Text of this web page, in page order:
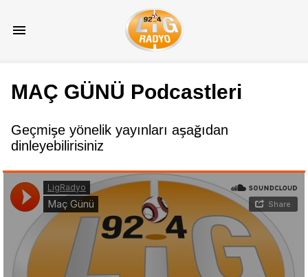
MAÇ GÜNÜ Podcastleri
Geçmişe yönelik yayınları aşağıdan
dinleyebilirisiniz